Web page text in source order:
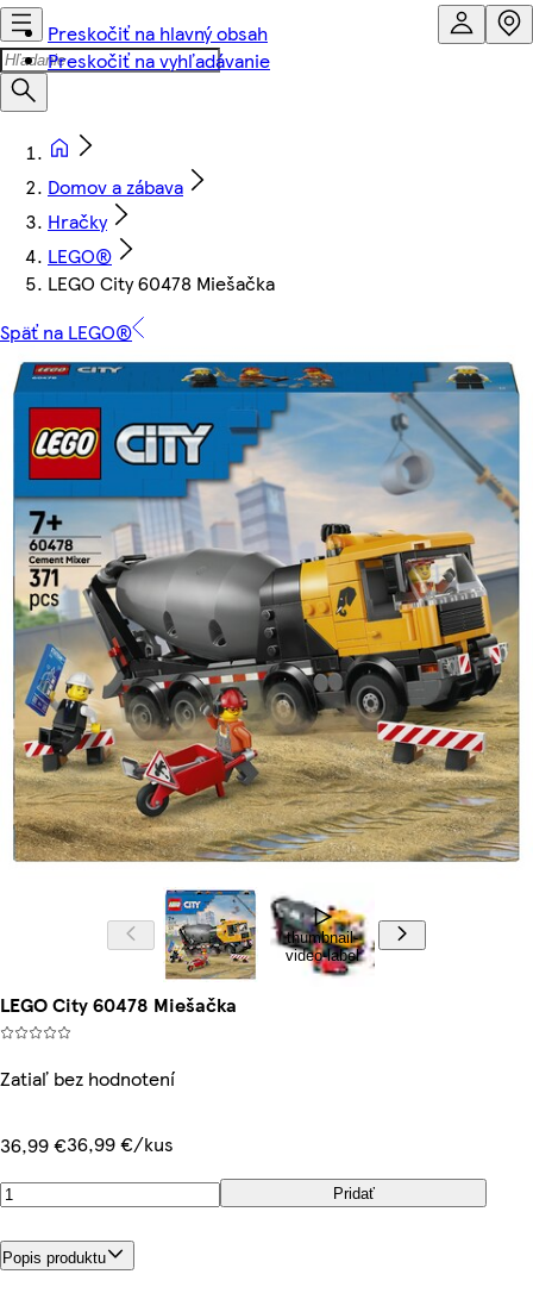
Preskočiť na hlavný obsah
Preskočiť na vyhľadávanie
Domov a zábava
Hračky
LEGO®
LEGO City 60478 Miešačka
Späť na LEGO®
thumbnail-
video-label
LEGO City 60478 Miešačka
Zatiaľ bez hodnotení
36,99 €36,99 €/kus
Pridať
Popis produktu